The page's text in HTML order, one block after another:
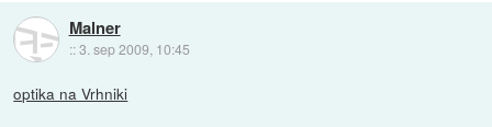
Malner
::3. sep 2009, 10:45
optika na Vrhniki